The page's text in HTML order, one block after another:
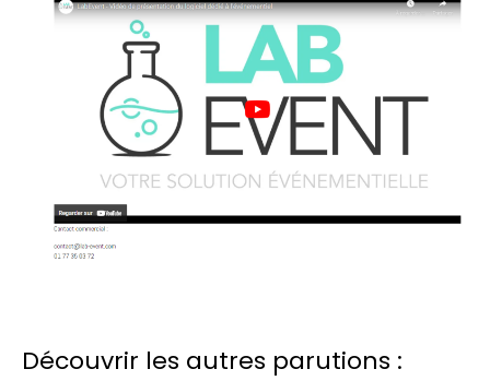
Découvrir les autres parutions :